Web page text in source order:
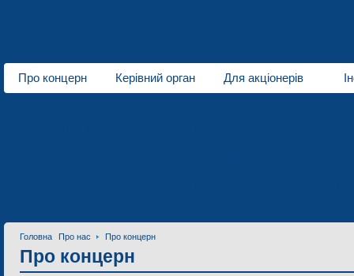
Про концерн Керівний орган Для акціонерів
Головна Про нас Про концерн
Про концерн